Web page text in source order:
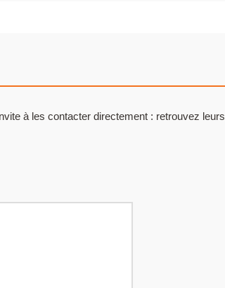
à les contacter directement : retrouvez leurs